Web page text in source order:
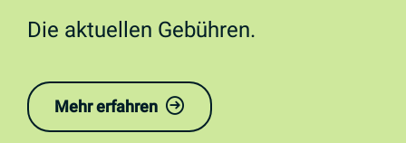
Die aktuellen Gebühren.
Mehr erfahren